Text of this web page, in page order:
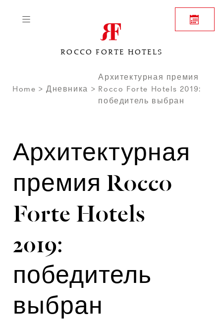
ROCCO FORTE HOTELS
Home Дневника
Архитектурная премия
Rocco Forte Hotels 2019:
победитель выбран
Архитектурная
премия Rocco
Forte Hotels
2019:
победитель
выбран